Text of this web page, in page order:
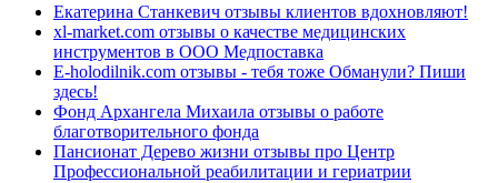
Екатерина Станкевич отзывы клиентов вдохновляют!
xl-market.com отзывы о качестве медицинских
инструментов в ООО Медпоставка
E-holodilnik.com отзывы - тебя тоже Обманули? Пиши
здесь!
Фонд Архангела Михаила отзывы о работе
благотворительного фонда
Пансионат Дерево жизни отзывы про Центр
Профессиональной реабилитации и гериатрии